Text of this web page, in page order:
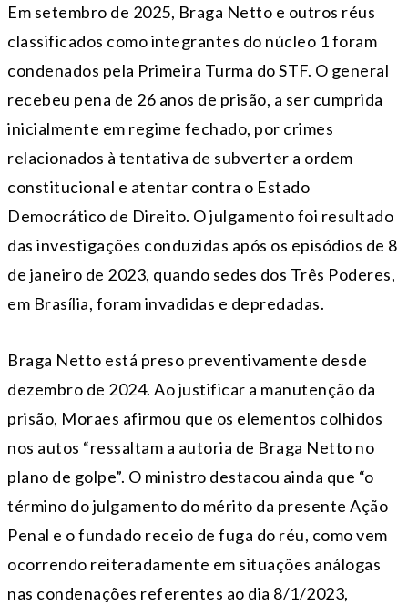
Em setembro de 2025, Braga Netto e outros réus
classificados como integrantes do núcleo 1 foram
condenados pela Primeira Turma do STF. O general
recebeu pena de 26 anos de prisão, a ser cumprida
inicialmente em regime fechado, por crimes
relacionados à tentativa de subverter a ordem
constitucional e atentar contra o Estado
Democrático de Direito. O julgamento foi resultado
das investigações conduzidas após os episódios de 8
de janeiro de 2023, quando sedes dos Três Poderes,
em Brasília, foram invadidas e depredadas.
Braga Netto está preso preventivamente desde
dezembro de 2024. Ao justificar a manutenção da
prisão, Moraes afirmou que os elementos colhidos
nos autos “ressaltam a autoria de Braga Netto no
plano de golpe”. O ministro destacou ainda que “o
término do julgamento do mérito da presente Ação
Penal e o fundado receio de fuga do réu, como vem
ocorrendo reiteradamente em situações análogas
nas condenações referentes ao dia 8/1/2023,